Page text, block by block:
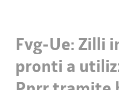
Fvg-Ue: Zilli
pronti a